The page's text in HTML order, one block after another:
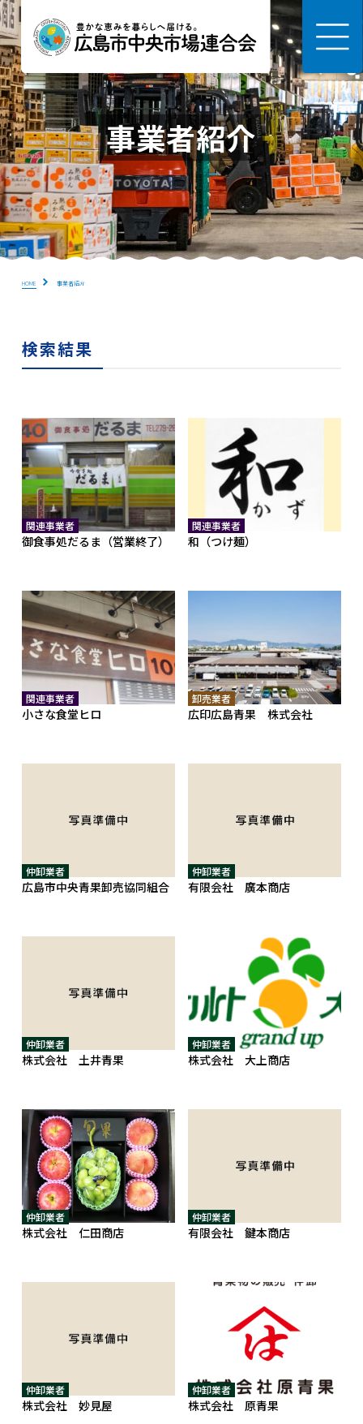
事業者紹介
HOME 事業者紹介
検索結果
関連事業者
御食事処だるま（営業終了）
関連事業者
和（つけ麺）
関連事業者
小さな食堂ヒロ
卸売業者
広印広島青果 株式会社
仲卸業者
広島市中央青果卸売協同組合
仲卸業者
有限会社 廣本商店
仲卸業者
株式会社 土井青果
仲卸業者
株式会社 大上商店
仲卸業者
株式会社 仁田商店
仲卸業者
有限会社 鍵本商店
仲卸業者
株式会社 妙見屋
仲卸業者
株式会社 原青果